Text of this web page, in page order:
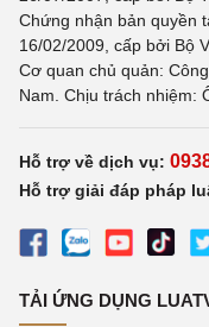
Chứng nhận bản quyền
16/02/2009, cấp bởi Bộ
Cơ quan chủ quản:
Nam. Chịu trách nhiệm:
Hỗ trợ về dịch vụ:
Hỗ trợ giải đáp pháp
TẢI ỨNG DỤNG